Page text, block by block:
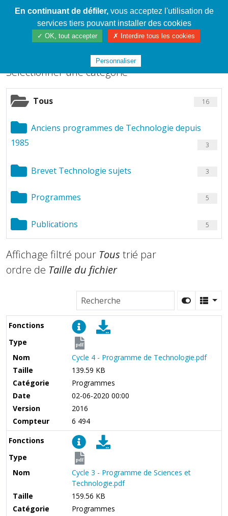
Cahier de textes patrickRICHARD
Chargement de fichiers
Sélectionner une catégorie
Tous 16
Anciens programmes de Technologie depuis
1985
3
Brevet Technologie sujets 3
Programmes 5
Publications 5
Affichage filtré pour Tous trié par
ordre de Taille du fichier
Fonctions
Type
pdf
Nom
Cycle 4 - Programme de Technologie.pdf
Taille
139.59 KB
Catégorie
Programmes
Date
02-06-2020 00:00
Version
2016
Compteur
6 494
Fonctions
Type
pdf
Nom
Cycle 3 - Programme de Sciences et
Technologie.pdf
Taille
159.56 KB
Catégorie
Programmes
En continuant de défiler,vous acceptez l'utilisation de
services tiers pouvant installer des cookies
✓ OK, tout accepter ✗ Interdire tous les cookies
Personnaliser